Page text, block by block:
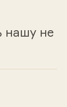
нашу не